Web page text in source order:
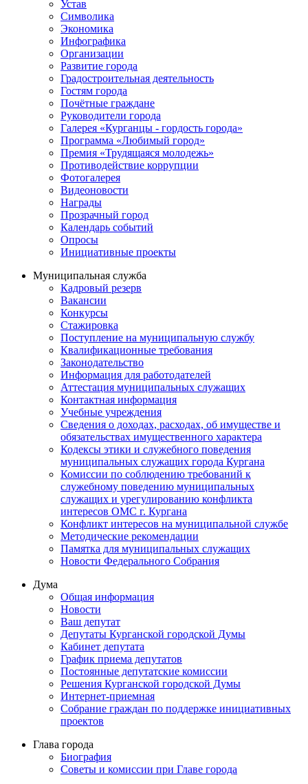
Устав
Символика
Экономика
Инфографика
Организации
Развитие города
Градостроительная деятельность
Гостям города
Почётные граждане
Руководители города
Галерея «Курганцы - гордость города»
Программа «Любимый город»
Премия «Трудящаяся молодежь»
Противодействие коррупции
Фотогалерея
Видеоновости
Награды
Прозрачный город
Календарь событий
Опросы
Инициативные проекты
Муниципальная служба
Кадровый резерв
Вакансии
Конкурсы
Стажировка
Поступление на муниципальную службу
Квалификационные требования
Законодательство
Информация для работодателей
Аттестация муниципальных служащих
Контактная информация
Учебные учреждения
Сведения о доходах, расходах, об имуществе и
обязательствах имущественного характера
Кодексы этики и служебного поведения
муниципальных служащих города Кургана
Комиссии по соблюдению требований к
служебному поведению муниципальных
служащих и урегулированию конфликта
интересов ОМС г. Кургана
Конфликт интересов на муниципальной службе
Методические рекомендации
Памятка для муниципальных служащих
Новости Федерального Cобрания
Дума
Общая информация
Новости
Ваш депутат
Депутаты Курганской городской Думы
Кабинет депутата
График приема депутатов
Постоянные депутатские комиссии
Решения Курганской городской Думы
Интернет-приемная
Собрание граждан по поддержке инициативных
проектов
Глава города
Биография
Советы и комиссии при Главе города